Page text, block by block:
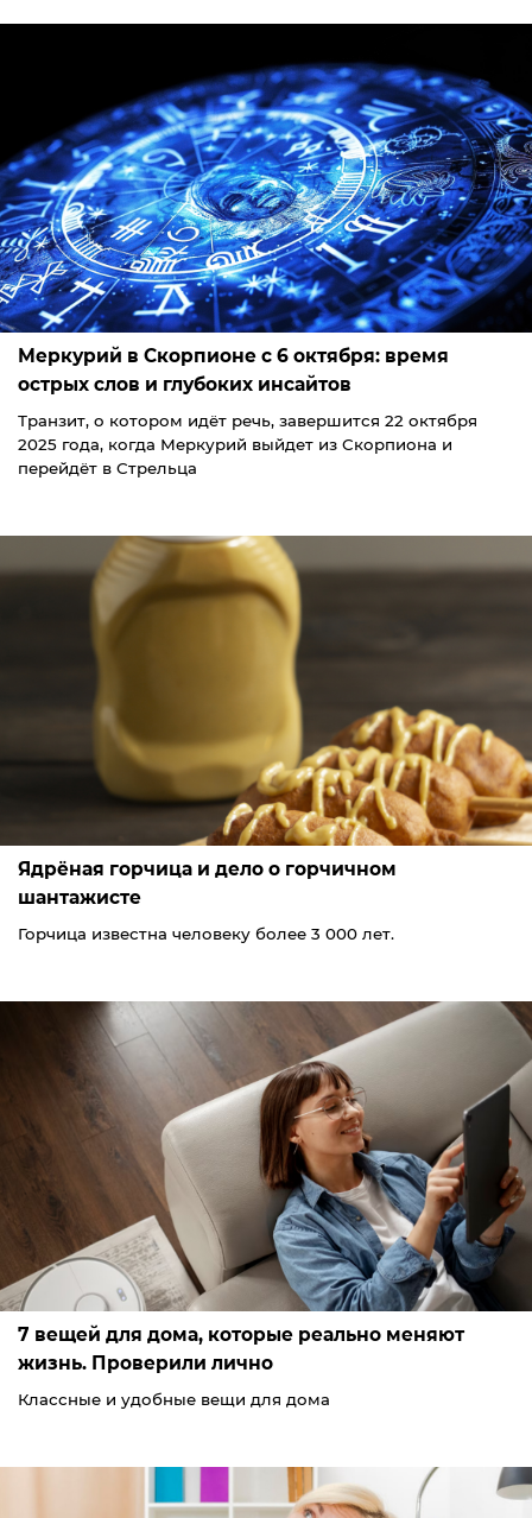
Меркурий в Скорпионе с 6 октября: время
острых слов и глубоких инсайтов
Транзит, о котором идёт речь, завершится 22 октября
2025 года, когда Меркурий выйдет из Скорпиона и
перейдёт в Стрельца
Ядрёная горчица и дело о горчичном
шантажисте
Горчица известна человеку более 3 000 лет.
7 вещей для дома, которые реально меняют
жизнь. Проверили лично
Классные и удобные вещи для дома